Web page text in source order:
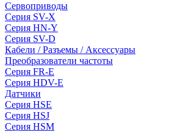
Сервоприводы
Серия SV-X
Серия HN-Y
Серия SV-D
Кабели / Разъемы / Аксессуары
Преобразователи частоты
Серия FR-E
Серия HDV-E
Датчики
Серия HSE
Серия HSJ
Серия HSM